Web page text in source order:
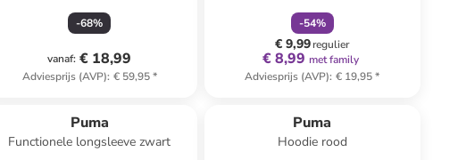
-68%
vanaf: € 18,99
Adviesprijs (AVP): € 59,95*
-54%
€ 9,99regulier
€ 8,99 met family
Adviesprijs (AVP): € 19,95*
Puma
Functionele longsleeve zwart
Puma
Hoodie rood